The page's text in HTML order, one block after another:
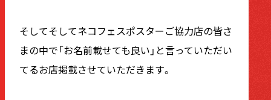
そしてそしてネコフェスポスターご協力店の皆さ
まの中で「お名前載せても良い」と言っていただい
てるお店掲載させていただきます。